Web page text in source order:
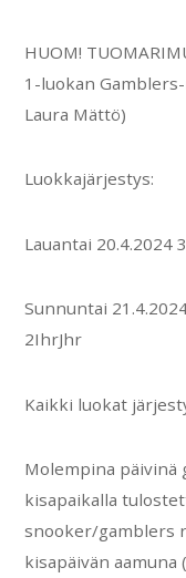
HUOM!
1-luokan
Laura Mättö)
Luokkajärjestys:
Lauantai 20.4.2024
Sunnuntai
2IhrJhr
Kaikki luokat
Molempina päivinä
kisapaikalla
snooker/gamblers
kisapäivän aamuna